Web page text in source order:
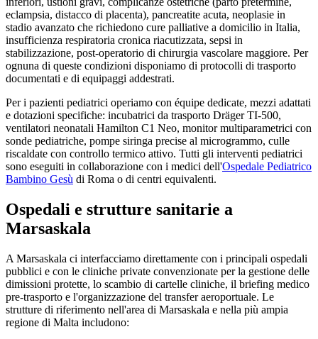
eclampsia, distacco di placenta), pancreatite acuta, neoplasie in
stadio avanzato che richiedono cure palliative a domicilio in Italia,
insufficienza respiratoria cronica riacutizzata, sepsi in
stabilizzazione, post-operatorio di chirurgia vascolare maggiore. Per
ognuna di queste condizioni disponiamo di protocolli di trasporto
documentati e di equipaggi addestrati.
Per i pazienti pediatrici operiamo con équipe dedicate, mezzi adattati
e dotazioni specifiche: incubatrici da trasporto Dräger TI-500,
ventilatori neonatali Hamilton C1 Neo, monitor multiparametrici con
sonde pediatriche, pompe siringa precise al microgrammo, culle
riscaldate con controllo termico attivo. Tutti gli interventi pediatrici
sono eseguiti in collaborazione con i medici dell'Ospedale Pediatrico
Bambino Gesù di Roma o di centri equivalenti.
Ospedali e strutture sanitarie a
Marsaskala
A Marsaskala ci interfacciamo direttamente con i principali ospedali
pubblici e con le cliniche private convenzionate per la gestione delle
dimissioni protette, lo scambio di cartelle cliniche, il briefing medico
pre-trasporto e l'organizzazione del transfer aeroportuale. Le
strutture di riferimento nell'area di Marsaskala e nella più ampia
regione di Malta includono: